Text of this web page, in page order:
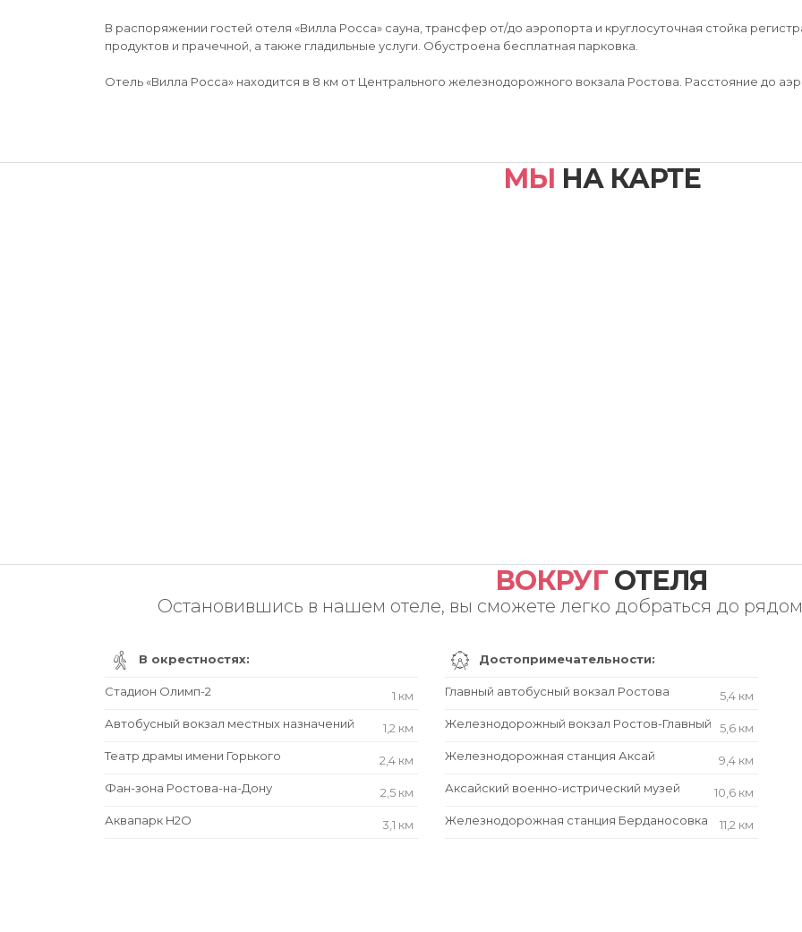
В распоряжении гостей отеля «Вилла Росса» сауна, трансфер от/до аэропорта и круглосуточная стойка
продуктов и прачечной, а также гладильные услуги. Обустроена бесплатная парковка.
Отель «Вилла Росса» находится в 8 км от Центрального железнодорожного вокзала Ростова. Расстояние до
МЫ НА КАРТЕ
ВОКРУГ ОТЕЛЯ
Остановившись в нашем отеле, вы сможете легко добраться до
В окрестностях:
Стадион Олимп-2
1 км
Автобусный вокзал местных назначений
1,2 км
Театр драмы имени Горького
2,4 км
Фан-зона Ростова-на-Дону
2,5 км
Аквапарк H2O
3,1 км
Достопримечательности:
Главный автобусный вокзал Ростова
5,4 км
Железнодорожный вокзал Ростов-Главный
5,6 км
Железнодорожная станция Аксай
9,4 км
Аксайский военно-истрический музей
10,6 км
Железнодорожная станция Берданосовка
11,2 км